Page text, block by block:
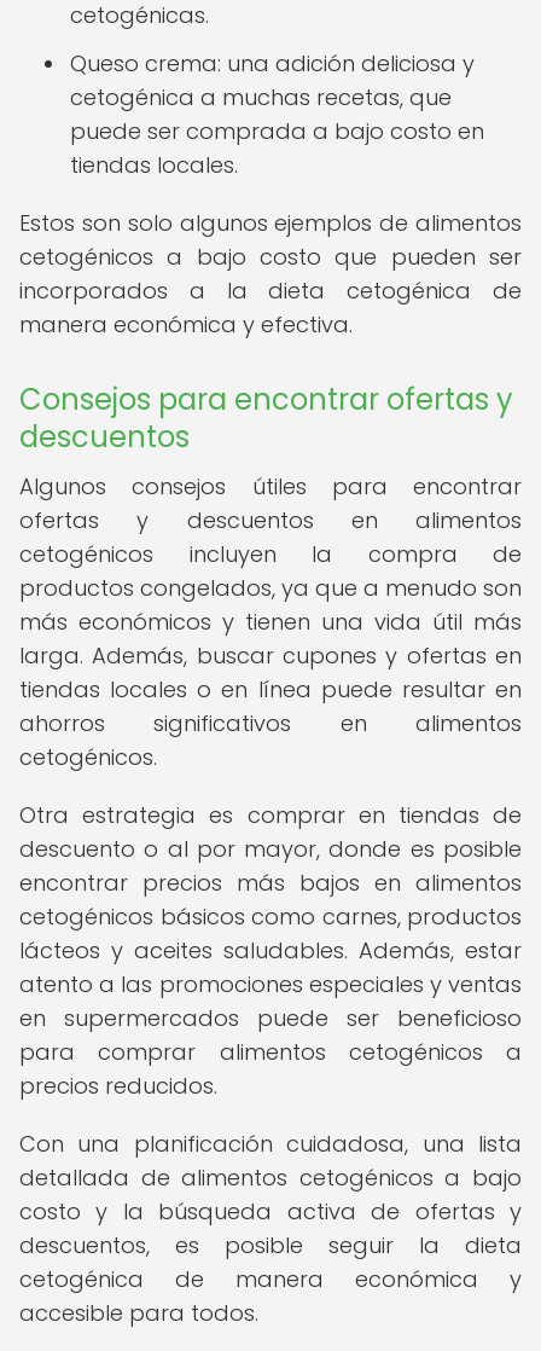
cetogénicas.
Queso crema: una adición deliciosa y
cetogénica a muchas recetas, que
puede ser comprada a bajo costo en
tiendas locales.
Estos son solo algunos ejemplos de alimentos
cetogénicos a bajo costo que pueden ser
incorporados a la dieta cetogénica de
manera económica y efectiva.
Consejos para encontrar ofertas y
descuentos
Algunos consejos útiles para encontrar
ofertas y descuentos en alimentos
cetogénicos incluyen la compra de
productos congelados, ya que a menudo son
más económicos y tienen una vida útil más
larga. Además, buscar cupones y ofertas en
tiendas locales o en línea puede resultar en
ahorros significativos en alimentos
cetogénicos.
Otra estrategia es comprar en tiendas de
descuento o al por mayor, donde es posible
encontrar precios más bajos en alimentos
cetogénicos básicos como carnes, productos
lácteos y aceites saludables. Además, estar
atento a las promociones especiales y ventas
en supermercados puede ser beneficioso
para comprar alimentos cetogénicos a
precios reducidos.
Con una planificación cuidadosa, una lista
detallada de alimentos cetogénicos a bajo
costo y la búsqueda activa de ofertas y
descuentos, es posible seguir la dieta
cetogénica de manera económica y
accesible para todos.